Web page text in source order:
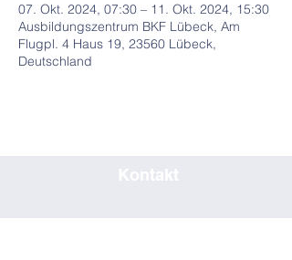
07. Okt. 2024, 07:30 – 11. Okt. 2024, 15:30
Ausbildungszentrum BKF Lübeck, Am
Flugpl. 4 Haus 19, 23560 Lübeck,
Deutschland